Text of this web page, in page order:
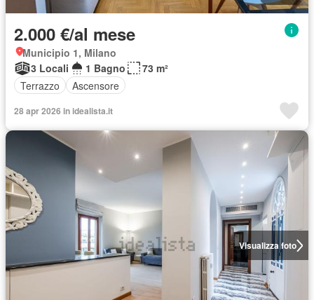
2.000 €/al mese
Municipio 1, Milano
3 Locali
1 Bagno
73 m²
Terrazzo
Ascensore
28 apr 2026 in idealista.it
Visualizza foto